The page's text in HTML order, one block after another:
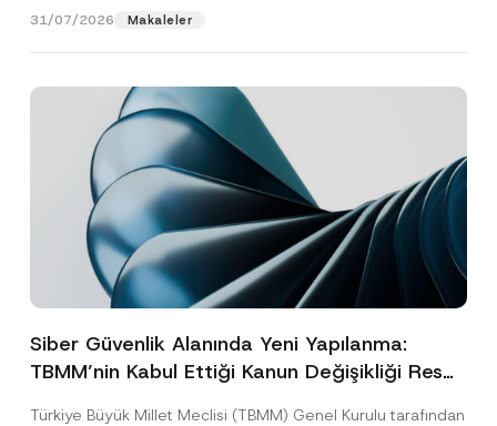
31/07/2026 Makaleler
Siber Güvenlik Alanında Yeni Yapılanma:
TBMM’nin Kabul Ettiği Kanun Değişikliği Resmî
Türkiye Büyük Millet Meclisi (TBMM) Genel Kurulu tarafından